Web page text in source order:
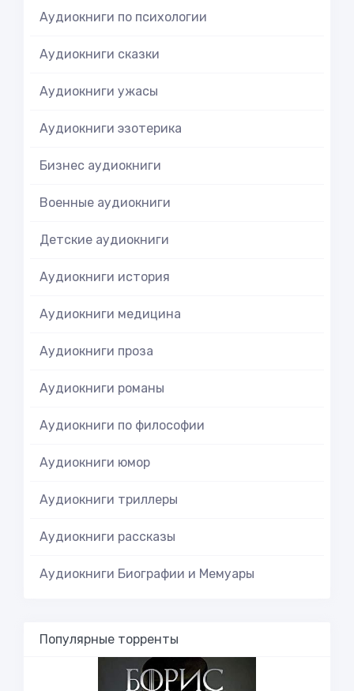
Аудиокниги по психологии
Аудиокниги сказки
Аудиокниги ужасы
Аудиокниги эзотерика
Бизнес аудиокниги
Военные аудиокниги
Детские аудиокниги
Аудиокниги история
Аудиокниги медицина
Аудиокниги проза
Аудиокниги романы
Аудиокниги по философии
Аудиокниги юмор
Аудиокниги триллеры
Аудиокниги рассказы
Аудиокниги Биографии и Мемуары
Популярные торренты